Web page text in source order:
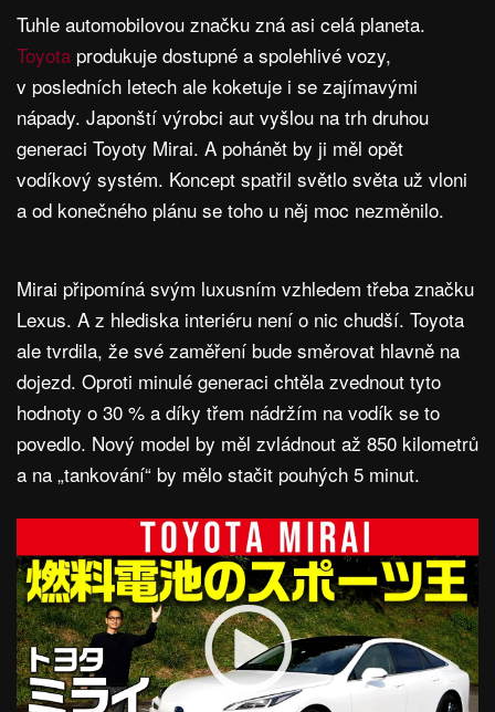
Tuhle automobilovou značku zná asi celá planeta.
Toyota produkuje dostupné a spolehlivé vozy,
v posledních letech ale koketuje i se zajímavými
nápady. Japonští výrobci aut vyšlou na trh druhou
generaci Toyoty Mirai. A pohánět by ji měl opět
vodíkový systém. Koncept spatřil světlo světa už vloni
a od konečného plánu se toho u něj moc nezměnilo.
Mirai připomíná svým luxusním vzhledem třeba značku
Lexus. A z hlediska interiéru není o nic chudší. Toyota
ale tvrdila, že své zaměření bude směrovat hlavně na
dojezd. Oproti minulé generaci chtěla zvednout tyto
hodnoty o 30 % a díky třem nádržím na vodík se to
povedlo. Nový model by měl zvládnout až 850 kilometrů
a na „tankování“ by mělo stačit pouhých 5 minut.